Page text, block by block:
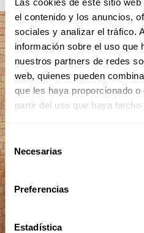
el contenido y los anuncios,
sociales y analizar el tráfico.
información sobre el uso que
nuestros partners de redes
web, quienes pueden
que les haya proporcionado
partir del uso que haya
Selección
de
consentimiento
Necesarias
Preferencias
Estadística